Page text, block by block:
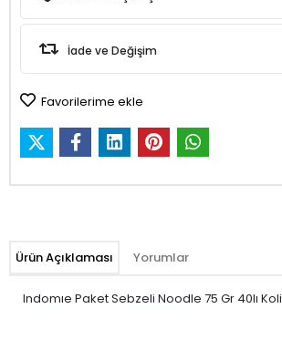
İade ve Değişim
Favorilerime ekle
Ürün Açıklaması Yorumlar
Indomıe Paket Sebzeli Noodle 75 Gr 40lı Koli